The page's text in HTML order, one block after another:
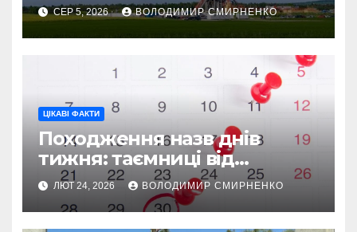
СЕР 5, 2026 ВОЛОДИМИР СМИРНЕНКО
ЦІКАВІ ФАКТИ
Походження назв днів
тижня: таємниці від
Вавилону до Русі
ЛЮТ 24, 2026 ВОЛОДИМИР СМИРНЕНКО